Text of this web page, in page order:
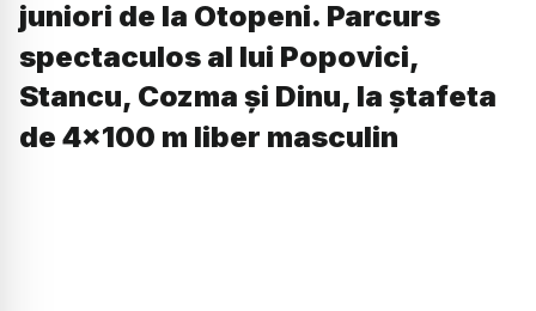
juniori de la Otopeni. Parcurs
spectaculos al lui Popovici,
Stancu, Cozma și Dinu, la ștafeta
de 4x100 m liber masculin